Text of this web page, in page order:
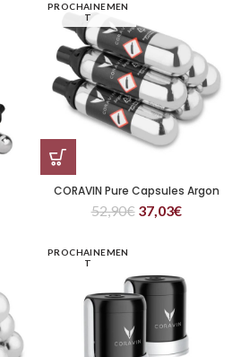
PROCHAINEMEN
T
CORAVIN Pure Capsules Argon
52,90€ 37,03€
PROCHAINEMEN
T